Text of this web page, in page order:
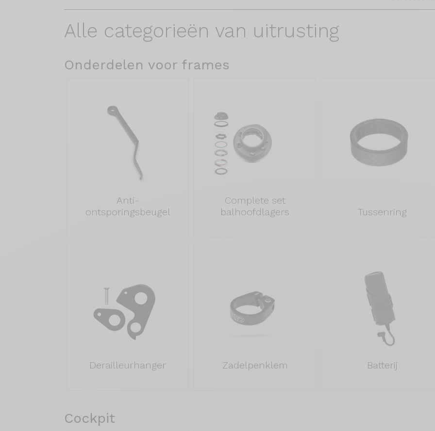
Alle categorieën van uitrusting
Onderdelen voor frames
Anti-
ontsporingsbeugel
Complete set
balhoofdlagers
Tussenring
Derailleurhanger Zadelpenklem Batterij
Cockpit